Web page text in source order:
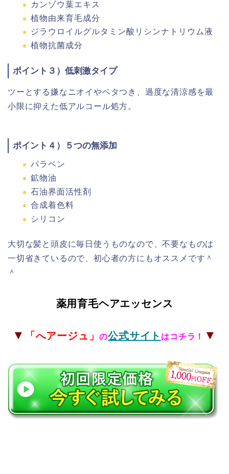
カンゾウ葉エキス
植物由来育毛成分
ジラウロイルグルタミン酸リシンナトリウム液
植物抗菌成分
ポイント３）低刺激タイプ
ツーとする嫌なニオイやベタつき、過度な清涼感を最
小限に抑えた低アルコール処方。
ポイント４）５つの無添加
パラベン
鉱物油
石油界面活性剤
合成着色料
シリコン
大切な髪と頭皮に毎日使うものなので、不要なものは
一切省きているので、初心者の方にもオススメです＾
＾
薬用育毛ヘアエッセンス
▼ 「へアージュ 」の公式サイト はコチラ！ ▼